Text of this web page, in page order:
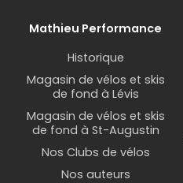
Mathieu Performance
Historique
Magasin de vélos et skis
de fond à Lévis
Magasin de vélos et skis
de fond à St-Augustin
Nos Clubs de vélos
Nos auteurs